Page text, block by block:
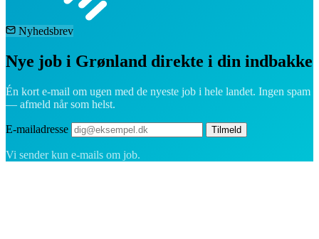
Nyhedsbrev
Nye job i Grønland direkte i din indbakke
Én kort e-mail om ugen med de nyeste job i hele landet. Ingen spam
— afmeld når som helst.
E-mailadresse Tilmeld
Vi sender kun e-mails om job.